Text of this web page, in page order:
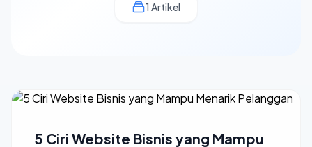
1 Artikel
5 Ciri Website Bisnis yang Mampu